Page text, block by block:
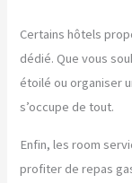
Certains hôtels
dédié. Que vous
étoilé ou organiser
s’occupe de tout.
Enfin, les room
profiter de repas